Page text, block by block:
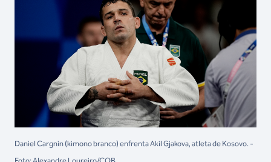
Daniel Cargnin (kimono branco) enfrenta Akil Gjakova, atleta de Kosovo. -